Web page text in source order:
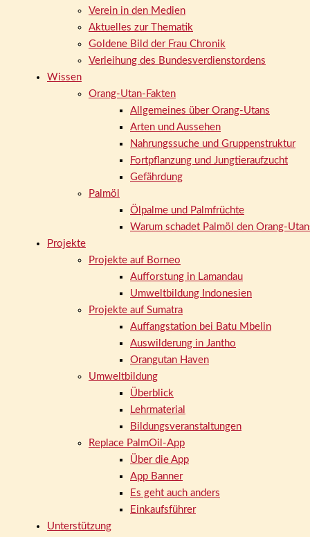
Verein in den Medien
Aktuelles zur Thematik
Goldene Bild der Frau Chronik
Verleihung des Bundesverdienstordens
Wissen
Orang-Utan-Fakten
Allgemeines über Orang-Utans
Arten und Aussehen
Nahrungssuche und Gruppenstruktur
Fortpflanzung und Jungtieraufzucht
Gefährdung
Palmöl
Ölpalme und Palmfrüchte
Warum schadet Palmöl den Orang-
Projekte
Projekte auf Borneo
Aufforstung in Lamandau
Umweltbildung Indonesien
Projekte auf Sumatra
Auffangstation bei Batu Mbelin
Auswilderung in Jantho
Orangutan Haven
Umweltbildung
Überblick
Lehrmaterial
Bildungsveranstaltungen
Replace PalmOil-App
Über die App
App Banner
Es geht auch anders
Einkaufsführer
Unterstützung